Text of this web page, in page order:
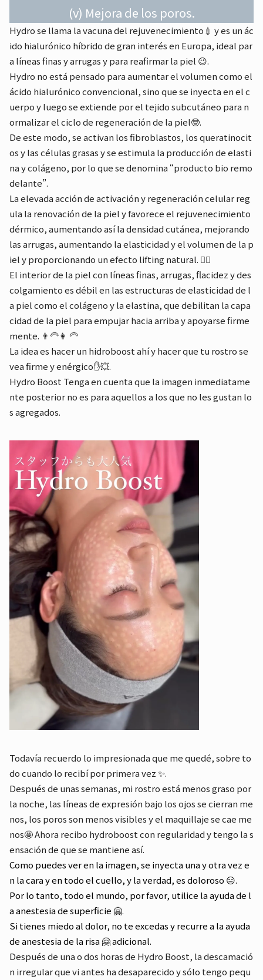
(v) Mejora de los poros.
Hydro se llama la vacuna del rejuvenecimiento💉 y es un ác
ido hialurónico híbrido de gran interés en Europa, ideal par
a líneas finas y arrugas y para reafirmar la piel 😉.
Hydro no está pensado para aumentar el volumen como el
ácido hialurónico convencional, sino que se inyecta en el c
uerpo y luego se extiende por el tejido subcutáneo para n
ormalizar el ciclo de regeneración de la piel🤓.
De este modo, se activan los fibroblastos, los queratinocit
os y las células grasas y se estimula la producción de elasti
na y colágeno, por lo que se denomina “producto bio remo
delante”.
La elevada acción de activación y regeneración celular reg
ula la renovación de la piel y favorece el rejuvenecimiento
dérmico, aumentando así la densidad cutánea, mejorando
las arrugas, aumentando la elasticidad y el volumen de la p
iel y proporcionando un efecto lifting natural. 🤸‍♀️
El interior de la piel con líneas finas, arrugas, flacidez y des
colgamiento es débil en las estructuras de elasticidad de l
a piel como el colágeno y la elastina, que debilitan la capa
cidad de la piel para empujar hacia arriba y apoyarse firme
mente. 👨‍🦳👩‍ 🦳
La idea es hacer un hidroboost ahí y hacer que tu rostro se
vea firme y enérgico✋💥.
Hydro Boost Tenga en cuenta que la imagen inmediatame
nte posterior no es para aquellos a los que no les gustan lo
s agregados.
Todavía recuerdo lo impresionada que me quedé, sobre to
do cuando lo recibí por primera vez ✨.
Después de unas semanas, mi rostro está menos graso por
la noche, las líneas de expresión bajo los ojos se cierran me
nos, los poros son menos visibles y el maquillaje se cae me
nos🤩 Ahora recibo hydroboost con regularidad y tengo la s
ensación de que se mantiene así.
Como puedes ver en la imagen, se inyecta una y otra vez e
n la cara y en todo el cuello, y la verdad, es doloroso 😑.
Por lo tanto, todo el mundo, por favor, utilice la ayuda de l
a anestesia de superficie 🤗.
Si tienes miedo al dolor, no te excedas y recurre a la ayuda
de anestesia de la risa 🤗 adicional.
Después de una o dos horas de Hydro Boost, la descamació
n irregular que vi antes ha desaparecido y sólo tengo pequ